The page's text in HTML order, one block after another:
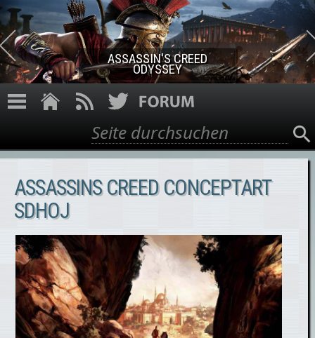
Direkt zum Inhalt
ASSASSIN'S CREED ROGUE
REMASTERED
Suchformular
Suche
ASSASSINS CREED CONCEPTART
SDHOJ